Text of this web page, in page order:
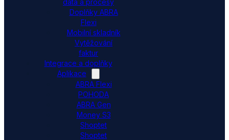
data a procesy
Doplňky ABRA
Flexi
Mobilní skladník
Vytěžování
faktur
Integrace a doplňky
Aplikace
ABRA Flexi
POHODA
ABRA Gen
Money S3
Shoptet
Shoptet